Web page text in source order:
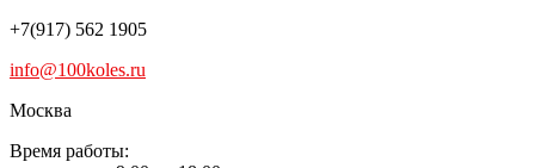
+7(917) 562 1905
info@100koles.ru
Москва
Время работы: